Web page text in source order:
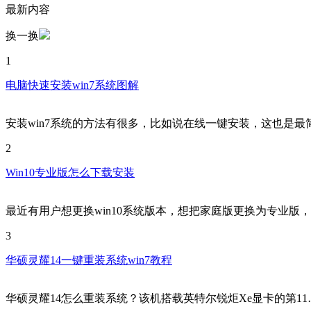
最新内容
换一换
1
电脑快速安装win7系统图解
安装win7系统的方法有很多，比如说在线一键安装，这也是
2
Win10专业版怎么下载安装
最近有用户想更换win10系统版本，想把家庭版更换为专业版
3
华硕灵耀14一键重装系统win7教程
华硕灵耀14怎么重装系统？该机搭载英特尔锐炬Xe显卡的第